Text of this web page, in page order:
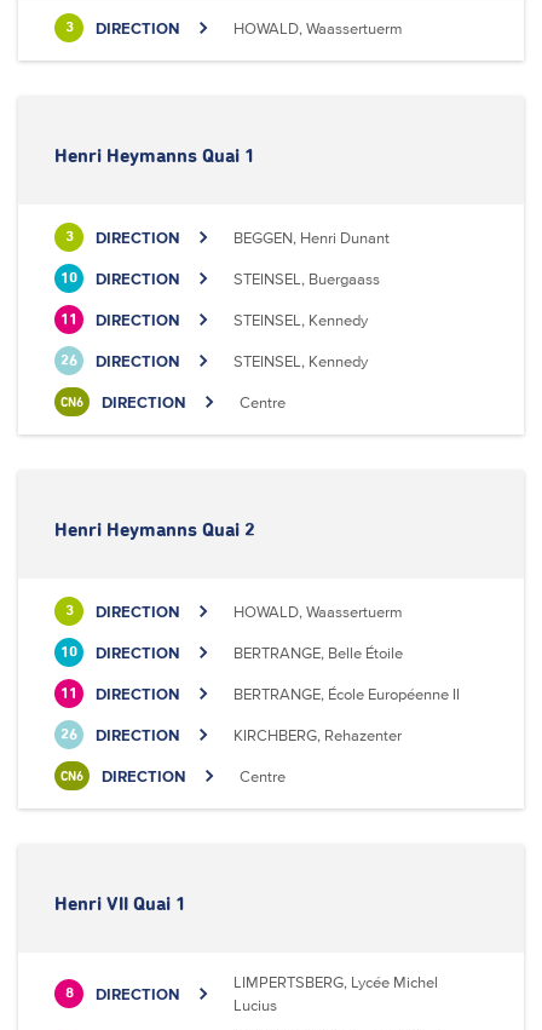
3 DIRECTION HOWALD, Waassertuerm
Henri Heymanns Quai 1
3 DIRECTION BEGGEN, Henri Dunant
10 DIRECTION STEINSEL, Buergaass
11 DIRECTION STEINSEL, Kennedy
26 DIRECTION STEINSEL, Kennedy
CN6 DIRECTION Centre
Henri Heymanns Quai 2
3 DIRECTION HOWALD, Waassertuerm
10 DIRECTION BERTRANGE, Belle Étoile
11 DIRECTION BERTRANGE, École Européenne II
26 DIRECTION KIRCHBERG, Rehazenter
CN6 DIRECTION Centre
Henri VII Quai 1
8 DIRECTION
LIMPERTSBERG, Lycée Michel
Lucius